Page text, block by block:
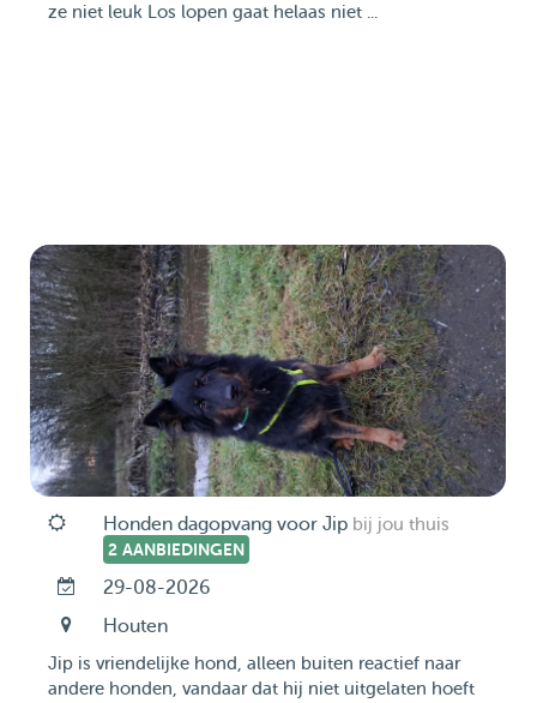
ze niet leuk Los lopen gaat helaas niet ...
Honden dagopvang voor Jip bij jou thuis
2 AANBIEDINGEN
29-08-2026
Houten
Jip is vriendelijke hond, alleen buiten reactief naar
andere honden, vandaar dat hij niet uitgelaten hoeft